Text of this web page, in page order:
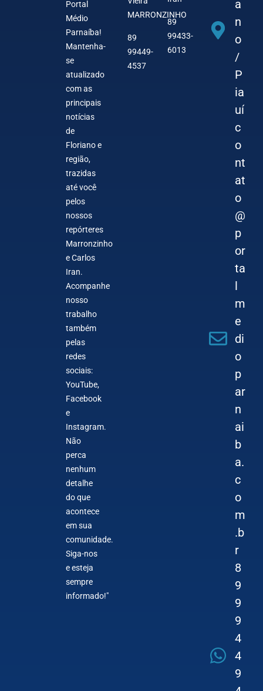
Portal
Médio
Parnaíba!
Mantenha-
se
atualizado
com as
principais
notícias
de
Floriano e
região,
trazidas
até você
pelos
nossos
repórteres
Marronzinho
e Carlos
Iran.
Acompanhe
nosso
trabalho
também
pelas
redes
sociais:
YouTube,
Facebook
e
Instagram.
Não
perca
nenhum
detalhe
do que
acontece
em sua
comunidade.
Siga-nos
e esteja
sempre
informado!"
MARRONZINHO
89
99449-
4537
89
99433-
6013
a
n
o
/
P
ia
uí
c
o
nt
at
o
@
p
or
ta
l
m
e
di
o
p
ar
n
ai
b
a.
c
o
m
.b
r
8
9
9
9
4
4
9